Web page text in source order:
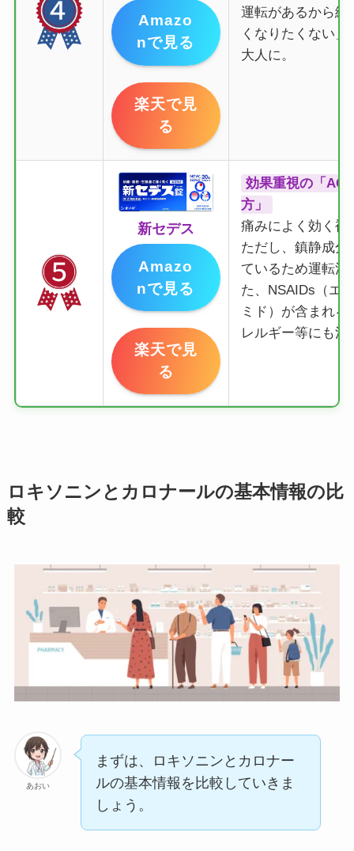
Amazo
nで見る
楽天で見
る
運転があるから絶
くなりたくない」
大人に。
新セデス
Amazo
nで見る
楽天で見
る
効果重視の「
方」
痛みによく効く複
ただし、鎮静成分
ているため運転注
た、NSAIDs（エ
ミド）が含まれる
レルギー等にも注
ロキソニンとカロナールの基本情報の比
較
あおい
まずは、ロキソニンとカロナー
ルの基本情報を比較していきま
しょう。